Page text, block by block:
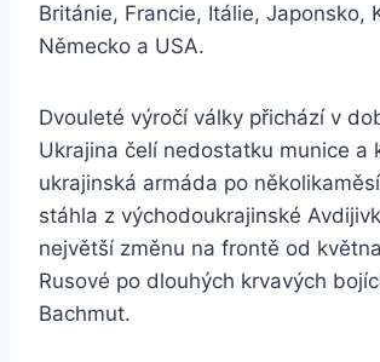
Británie, Francie, Itálie, Japonsko,
Německo a USA.
Dvouleté výročí války přichází v
Ukrajina čelí nedostatku munice a
ukrajinská armáda po
stáhla z východoukrajinské
největší změnu na frontě od
Rusové po dlouhých krvavých
Bachmut.